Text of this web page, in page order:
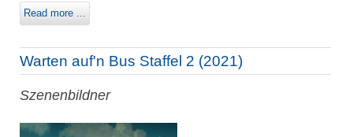
Read more ...
Warten auf'n Bus Staffel 2 (2021)
Szenenbildner